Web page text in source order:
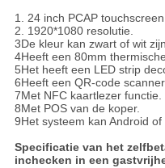
SITEMAP
1. 24 inch PCAP
2. 1920*1080 resolutie.
3De kleur kan zwart of wit
4Heeft een 80mm
5Het heeft een LED strip
6Heeft een QR-code
7Met NFC kaartlezer functie.
8Met POS van de koper.
9Het systeem kan Android of
Specificatie van het
inchecken in een